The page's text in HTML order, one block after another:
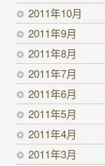
2011年10月
2011年9月
2011年8月
2011年7月
2011年6月
2011年5月
2011年4月
2011年3月